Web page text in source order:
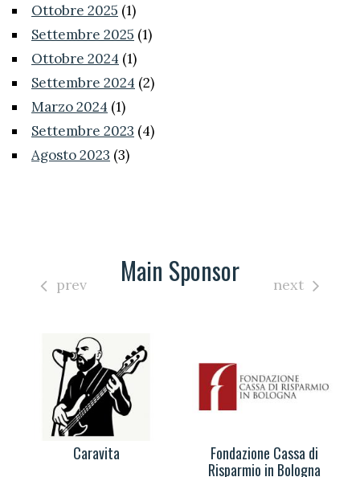
Ottobre 2025 (1)
Settembre 2025 (1)
Ottobre 2024 (1)
Settembre 2024 (2)
Marzo 2024 (1)
Settembre 2023 (4)
Agosto 2023 (3)
Main Sponsor
Caravita
Fondazione Cassa di
Risparmio in Bologna
prev next